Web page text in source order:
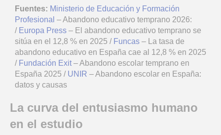
Fuentes: Ministerio de Educación y Formación
Profesional – Abandono educativo temprano 2026:
/ Europa Press – El abandono educativo temprano se
sitúa en el 12,8 % en 2025 / Funcas – La tasa de
abandono educativo en España cae al 12,8 % en 2025
/ Fundación Exit – Abandono escolar temprano en
España 2025 / UNIR – Abandono escolar en España:
datos y causas
La curva del entusiasmo humano
en el estudio